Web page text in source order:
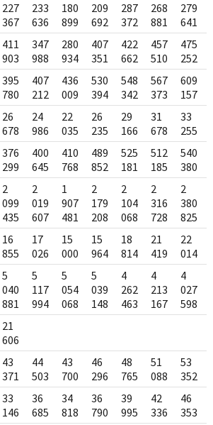
227
367
233
636
180
899
209
692
287
372
268
881
279
641
411
903
347
988
280
934
407
351
422
662
457
510
475
252
395
780
407
212
436
009
530
394
548
342
567
373
609
157
26
678
24
986
22
035
26
235
29
166
31
678
33
255
376
299
400
645
410
768
489
852
525
181
512
185
540
380
2
099
435
2
019
607
1
907
481
2
179
208
2
104
068
2
316
728
2
380
825
16
855
17
026
15
000
15
964
18
814
21
419
22
014
5
040
881
5
117
994
5
054
068
5
039
148
4
262
463
4
213
167
4
027
598
21
606
43
371
44
503
43
700
46
296
48
765
51
088
53
352
33
146
36
685
34
818
36
790
39
995
42
336
46
353